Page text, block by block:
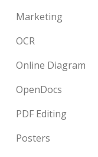
Marketing
OCR
Online Diagram
OpenDocs
PDF Editing
Posters